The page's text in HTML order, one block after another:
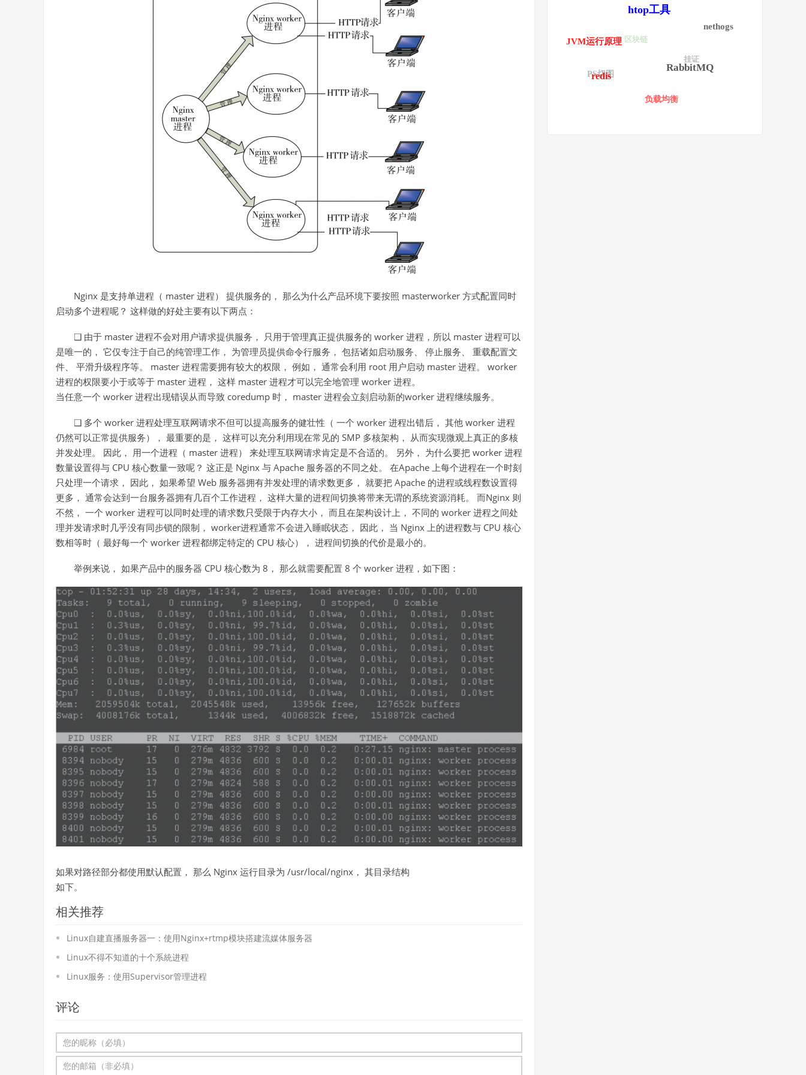
Nginx 是支持单进程（ master 进程） 提供服务的， 那么为什么产品环境下要按照 masterworker 方式配置同时
启动多个进程呢？ 这样做的好处主要有以下两点：
❑ 由于 master 进程不会对用户请求提供服务， 只用于管理真正提供服务的 worker 进程，所以 master 进程可以
是唯一的， 它仅专注于自己的纯管理工作， 为管理员提供命令行服务， 包括诸如启动服务、 停止服务、 重载配置文
件、 平滑升级程序等。 master 进程需要拥有较大的权限， 例如， 通常会利用 root 用户启动 master 进程。 worker
进程的权限要小于或等于 master 进程， 这样 master 进程才可以完全地管理 worker 进程。
当任意一个 worker 进程出现错误从而导致 coredump 时， master 进程会立刻启动新的worker 进程继续服务。
❑ 多个 worker 进程处理互联网请求不但可以提高服务的健壮性（ 一个 worker 进程出错后， 其他 worker 进程
仍然可以正常提供服务）， 最重要的是， 这样可以充分利用现在常见的 SMP 多核架构， 从而实现微观上真正的多核
并发处理。 因此， 用一个进程（ master 进程） 来处理互联网请求肯定是不合适的。 另外， 为什么要把 worker 进程
数量设置得与 CPU 核心数量一致呢？ 这正是 Nginx 与 Apache 服务器的不同之处。 在Apache 上每个进程在一个时刻
只处理一个请求， 因此， 如果希望 Web 服务器拥有并发处理的请求数更多， 就要把 Apache 的进程或线程数设置得
更多， 通常会达到一台服务器拥有几百个工作进程， 这样大量的进程间切换将带来无谓的系统资源消耗。 而Nginx 则
不然， 一个 worker 进程可以同时处理的请求数只受限于内存大小， 而且在架构设计上， 不同的 worker 进程之间处
理并发请求时几乎没有同步锁的限制， worker进程通常不会进入睡眠状态， 因此， 当 Nginx 上的进程数与 CPU 核心
数相等时（ 最好每一个 worker 进程都绑定特定的 CPU 核心）， 进程间切换的代价是最小的。
举例来说， 如果产品中的服务器 CPU 核心数为 8， 那么就需要配置 8 个 worker 进程，如下图：
如果对路径部分都使用默认配置， 那么 Nginx 运行目录为 /usr/local/nginx， 其目录结构
如下。
相关推荐
Linux自建直播服务器一：使用Nginx+rtmp模块搭建流媒体服务器
Linux不得不知道的十个系統进程
Linux服务：使用Supervisor管理进程
评论
redis
PS切图
区块链
挂证
nethogs
htop工具
RabbitMQ
负载均衡
JVM运行原理